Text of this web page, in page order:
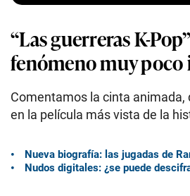
“Las guerreras K-
fenómeno muy
Comentamos la cinta animada,
en la película más vista de la
Nueva biografía: las jugadas de
Nudos digitales: ¿se puede